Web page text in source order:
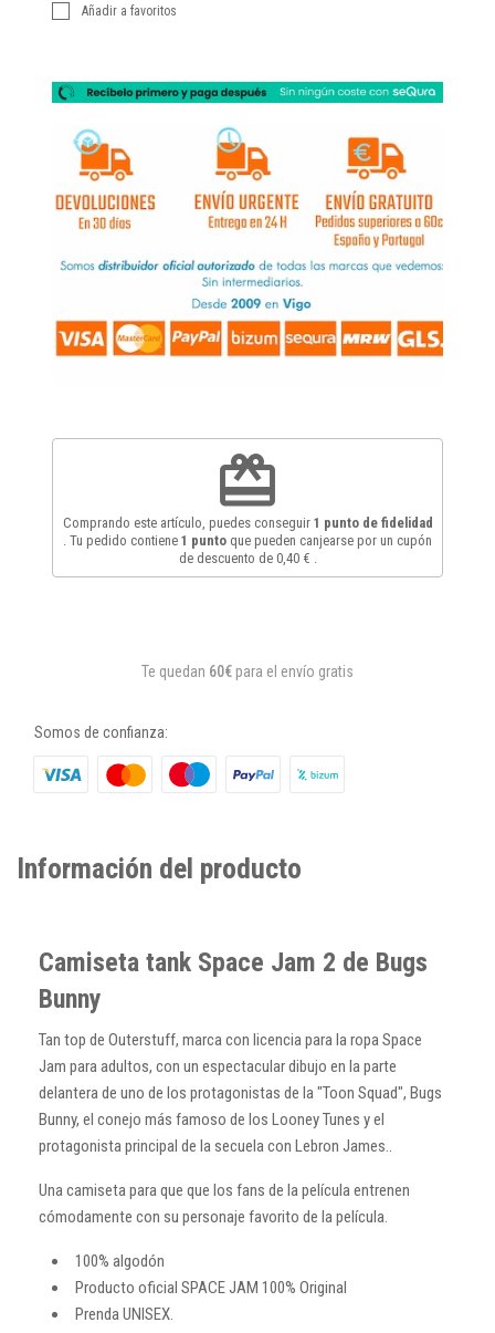
Añadir a favoritos
redeem
Comprando este artículo, puedes conseguir 1 punto de fidelidad
. Tu pedido contiene 1 punto que pueden canjearse por un cupón
de descuento de 0,40 €
Te quedan 60€ para el envío gratis
Somos de confianza:
Información del producto
Camiseta tank Space Jam 2 de Bugs
Bunny
Tan top de Outerstuff, marca con licencia para la ropa Space
Jam para adultos, con un espectacular dibujo en la parte
delantera de uno de los protagonistas de la "Toon Squad", Bugs
Bunny, el conejo más famoso de los Looney Tunes y el
protagonista principal de la secuela con Lebron James..
Una camiseta para que que los fans de la película entrenen
cómodamente con su personaje favorito de la película.
100% algodón
Producto oficial SPACE JAM 100% Original
Prenda UNISEX.